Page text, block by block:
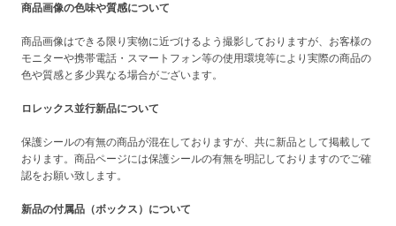
商品画像の色味や質感について
商品画像はできる限り実物に近づけるよう撮影しておりますが、お客様の
モニターや携帯電話・スマートフォン等の使用環境等により実際の商品の
色や質感と多少異なる場合がございます。
ロレックス並行新品について
保護シールの有無の商品が混在しておりますが、共に新品として掲載して
おります。商品ページには保護シールの有無を明記しておりますのでご確
認をお願い致します。
新品の付属品（ボックス）について